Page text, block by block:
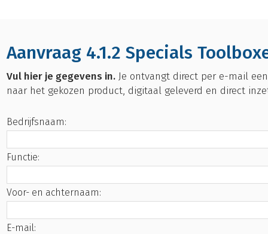
Aanvraag 4.1.2 Specials
Vul hier je gegevens in. Je ontvangt direct per e-mail
naar het gekozen product, digitaal geleverd en direct
Bedrijfsnaam:
Functie:
Voor- en achternaam:
E-mail: